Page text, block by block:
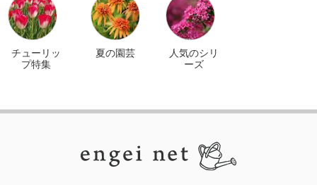
チューリッ
プ特集
夏の園芸
人気のシリ
ーズ